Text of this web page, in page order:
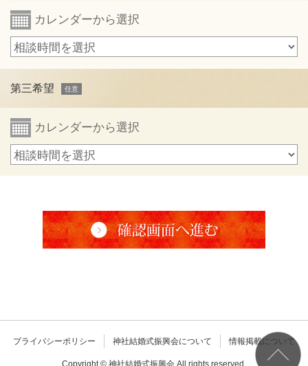
カレンダーから選択
第三希望
カレンダーから選択
プライバシーポリシー 神社結婚式振興会について 情報掲載について
Copyright © 神社結婚式振興会 All rights reserved.